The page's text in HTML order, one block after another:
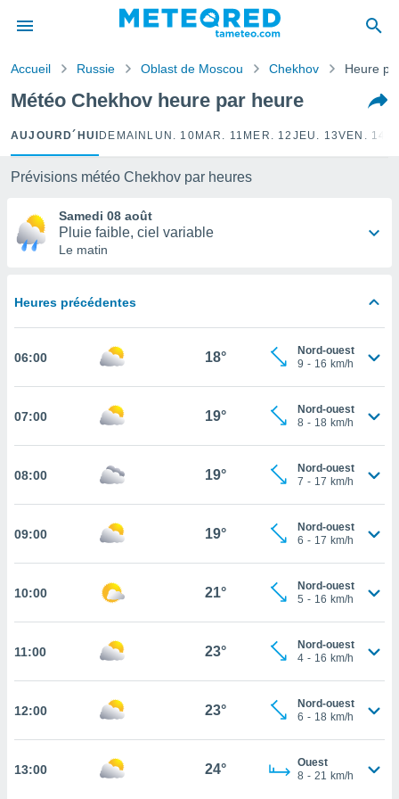
de
a
Vous
et
des
par le
de
sur
et
ET
PARAMÈTRES
Accueil Russie Oblast de Moscou Chekhov Heure
Météo Chekhov heure par heure
AUJOURD´HUI DEMAIN LUN. 10 MAR. 11 MER. 12 JEU. 13VEN. 14
Prévisions météo Chekhov par heures
Samedi 08 août
Pluie faible, ciel variable
Le matin
Heures précédentes
06:00 18°
Nord-ouest
9 - 16 km/h
07:00 19°
Nord-ouest
8 - 18 km/h
08:00 19°
Nord-ouest
7 - 17 km/h
09:00 19°
Nord-ouest
6 - 17 km/h
10:00 21°
Nord-ouest
5 - 16 km/h
11:00 23°
Nord-ouest
4 - 16 km/h
12:00 23°
Nord-ouest
6 - 18 km/h
13:00 24°
Ouest
8 - 21 km/h